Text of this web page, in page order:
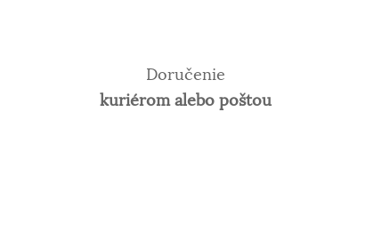
Doručenie
kuriérom alebo poštou